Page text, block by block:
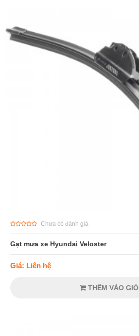
Chưa có đánh giá
Gạt mưa xe Hyundai Veloster
Giá: Liên hệ
THÊM VÀO GIỎ